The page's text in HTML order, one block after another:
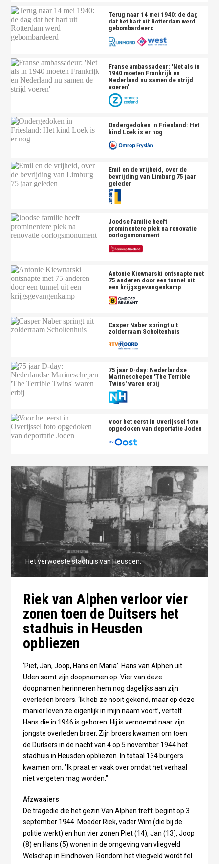
Terug naar 14 mei 1940: de dag
dat het hart uit Rotterdam werd
gebombardeerd
Franse ambassadeur: 'Net als in
1940 moeten Frankrijk en
Nederland nu samen de strijd
voeren'
Ondergedoken in Friesland: Het
kind Loek is er nog
Emil en de vrijheid, over de
bevrijding van Limburg 75 jaar
geleden
Joodse familie heeft
prominentere plek na renovatie
oorlogsmonument
Antonie Kiewnarski ontsnapte met
75 anderen door een tunnel uit
een krijgsgevangenkamp
Casper Naber springt uit
zolderraam Scholtenhuis
75 jaar D-day: Nederlandse
Marineschepen 'The Terrible
Twins' waren erbij
Voor het eerst in Overijssel foto
opgedoken van deportatie Joden
Het verwoeste stadhuis van Heusden.
Riek van Alphen verloor vier
zonen toen de Duitsers het
stadhuis in Heusden
opbliezen
‘Piet, Jan, Joop, Hans en Maria’. Hans van Alphen uit
Uden somt zijn doopnamen op. Vier van deze
doopnamen herinneren hem nog dagelijks aan zijn
overleden broers. ‘Ik heb ze nooit gekend, maar op deze
manier leven ze eigenlijk in mijn naam voort’, vertelt
Hans die in 1946 is geboren. Hij is vernoemd naar zijn
jongste overleden broer. Zijn broers kwamen om toen
de Duitsers in de nacht van 4 op 5 november 1944 het
stadhuis in Heusden opbliezen. In totaal 134 burgers
kwamen om. "Ik praat er vaak over omdat het verhaal
niet vergeten mag worden."
Afzwaaiers
De tragedie die het gezin Van Alphen treft, begint op 3
september 1944. Moeder Riek, vader Wim (die bij de
politie werkt) en hun vier zonen Piet (14), Jan (13), Joop
(8) en Hans (5) wonen in de omgeving van vliegveld
Welschap in Eindhoven. Rondom het vliegveld wordt fel